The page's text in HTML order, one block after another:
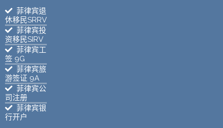
菲律宾退
休移民SRRV
菲律宾投
资移民SIRV
菲律宾工
签 9G
菲律宾旅
游签证 9A
菲律宾公
司注册
菲律宾银
行开户